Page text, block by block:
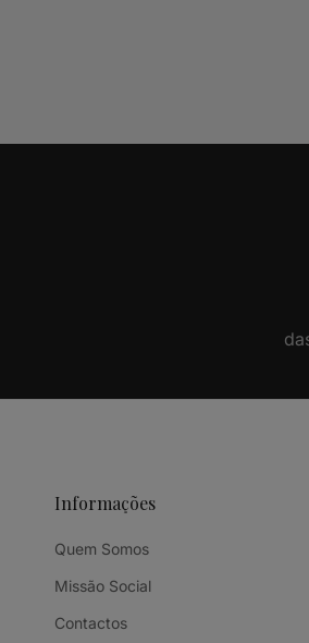
Informações
Quem Somos
Missão Social
Contactos